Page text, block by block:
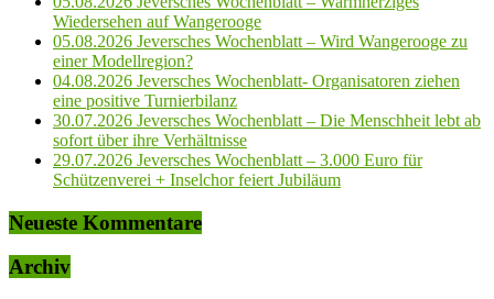
Wiedersehen auf Wangerooge
05.08.2026 Jeversches Wochenblatt – Wird Wangerooge zu
einer Modellregion?
04.08.2026 Jeversches Wochenblatt- Organisatoren ziehen
eine positive Turnierbilanz
30.07.2026 Jeversches Wochenblatt – Die Menschheit lebt ab
sofort über ihre Verhältnisse
29.07.2026 Jeversches Wochenblatt – 3.000 Euro für
Schützenverei + Inselchor feiert Jubiläum
Neueste Kommentare
Archiv